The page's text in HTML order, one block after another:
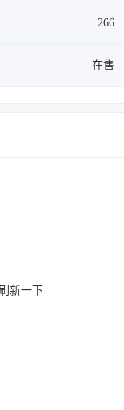
266
在售
新一下